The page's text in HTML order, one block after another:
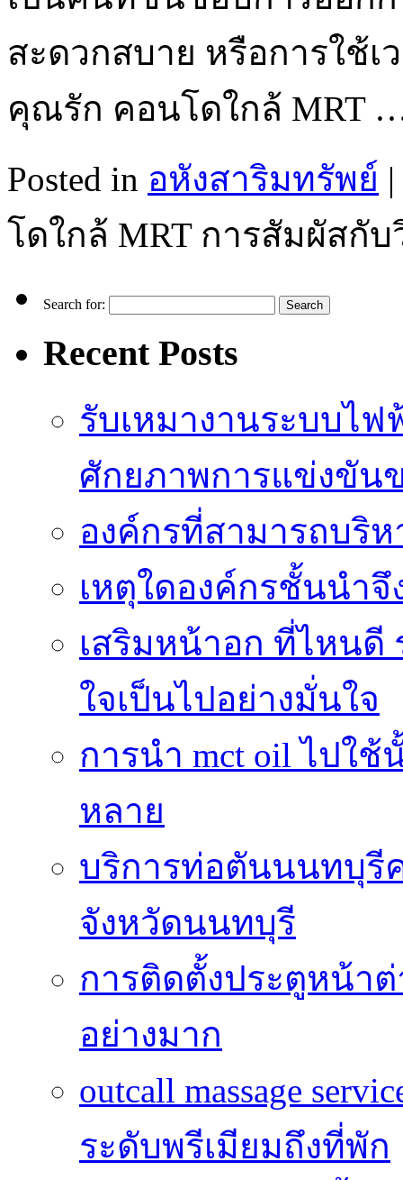
สะดวกสบาย หรือการใช้
คุณรัก คอนโดใกล้ MRT
Posted in อหังสาริมทรัพย์ |
โดใกล้ MRT การสัมผัสกั
Search for:
Recent Posts
รับเหมางานระบบไ
ศักยภาพการแข่งขัน
องค์กรที่สามารถบริ
เหตุใดองค์กรชั้นนำ
เสริมหน้าอก ที่ไหนดี
ใจเป็นไปอย่างมั่นใจ
การนำ mct oil ไปใ
หลาย
บริการท่อตันนนทบุรี
จังหวัดนนทบุรี
การติดตั้งประตูหน้า
อย่างมาก
outcall massage
ระดับพรีเมียมถึงที่พัก